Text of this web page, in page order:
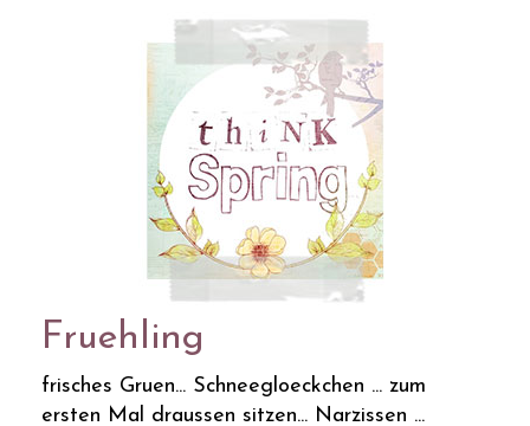
Fruehling
frisches Gruen... Schneegloeckchen ... zum
ersten Mal draussen sitzen... Narzissen ...